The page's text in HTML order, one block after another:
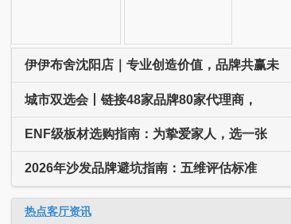
伊伊布舍沈阳店｜专业创造价值，品牌共赢未
城市双选会丨链接48家品牌80家代理商，
ENF级板材选购指南：为挚爱家人，选一张
2026年沙发品牌避坑指南：五维评估标准
热点客厅资讯